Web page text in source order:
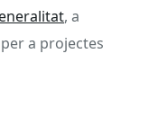
, a
a projectes